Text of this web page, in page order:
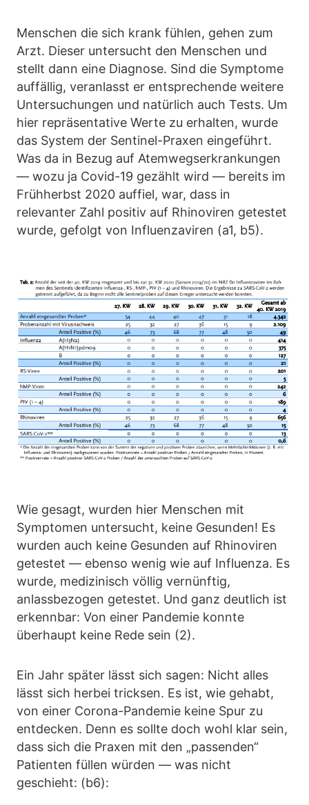
Menschen die sich krank fühlen, gehen zum
Arzt. Dieser untersucht den Menschen und
stellt dann eine Diagnose. Sind die Symptome
auffällig, veranlasst er entsprechende weitere
Untersuchungen und natürlich auch Tests. Um
hier repräsentative Werte zu erhalten, wurde
das System der Sentinel-Praxen eingeführt.
Was da in Bezug auf Atemwegserkrankungen
— wozu ja Covid-19 gezählt wird — bereits im
Frühherbst 2020 auffiel, war, dass in
relevanter Zahl positiv auf Rhinoviren getestet
wurde, gefolgt von Influenzaviren (a1, b5).
Wie gesagt, wurden hier Menschen mit
Symptomen untersucht, keine Gesunden! Es
wurden auch keine Gesunden auf Rhinoviren
getestet — ebenso wenig wie auf Influenza. Es
wurde, medizinisch völlig vernünftig,
anlassbezogen getestet. Und ganz deutlich ist
erkennbar: Von einer Pandemie konnte
überhaupt keine Rede sein (2).
Ein Jahr später lässt sich sagen: Nicht alles
lässt sich herbei tricksen. Es ist, wie gehabt,
von einer Corona-Pandemie keine Spur zu
entdecken. Denn es sollte doch wohl klar sein,
dass sich die Praxen mit den „passenden“
Patienten füllen würden — was nicht
geschieht: (b6):